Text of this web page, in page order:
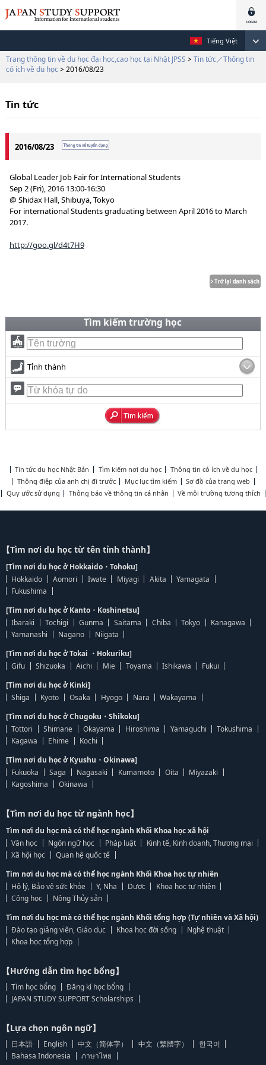
Tiếng Việt
Trang thông tin về du học đại học,cao học tại Nhật JPSS > Tin tức／Thông tin
có ích về du học > 2016/08/23
Tin tức
2016/08/23
Global Leader Job Fair for International Students
Sep 2 (Fri), 2016 13:00-16:30
@ Shidax Hall, Shibuya, Tokyo
For international Students graduating between April 2016 to March
2017.
http://goo.gl/d4t7H9
Tìm kiếm trường học
Tỉnh thành
Tin tức du học Nhật Bản Tìm kiếm nơi du học
Thông tin có ích về du học
Thông điệp của anh chị đi trước
Mục lục tìm kiếm
Sơ đồ của trang web
Quy ước sử dụng
Thông báo về thông tin cá nhân Về môi trường tương thích
【Tìm nơi du học từ tên tỉnh thành】
[Tìm nơi du học ở Hokkaido・Tohoku]
Hokkaido
Aomori Iwate Miyagi Akita
Yamagata
Fukushima
[Tìm nơi du học ở Kanto・Koshinetsu]
Ibaraki
Tochigi Gunma Saitama Chiba Tokyo
Kanagawa
Yamanashi
Nagano
Niigata
[Tìm nơi du học ở Tokai ・Hokuriku]
Gifu
Shizuoka Aichi Mie Toyama Ishikawa
Fukui
[Tìm nơi du học ở Kinki]
Shiga
Kyoto Osaka Hyogo Nara
Wakayama
[Tìm nơi du học ở Chugoku・Shikoku]
Tottori
Shimane Okayama Hiroshima Yamaguchi
Tokushima
Kagawa
Ehime
Kochi
[Tìm nơi du học ở Kyushu・Okinawa]
Fukuoka
Saga Nagasaki Kumamoto Oita
Miyazaki
Kagoshima
Okinawa
【Tìm nơi du học từ ngành học】
Tìm nơi du học mà có thể học ngành Khối Khoa học xã hội
Văn học
Ngôn ngữ học Pháp luật
Kinh tế, Kinh doanh, Thương mại
Xã hội học
Quan hệ quốc tế
Tìm nơi du học mà có thể học ngành Khối Khoa học tự nhiên
Hộ lý, Bảo vệ sức khỏe
Y, Nha Dược
Khoa học tự nhiên
Công học
Nông Thủy sản
Tìm nơi du học mà có thể học ngành Khối tổng hợp (Tự nhiên và Xã hội)
Đào tạo giảng viên, Giáo dục
Khoa học đời sống
Nghệ thuật
Khoa học tổng hợp
【Hướng dẫn tìm học bổng】
Tìm học bổng
Đăng kí học bổng
JAPAN STUDY SUPPORT Scholarships
【Lựa chọn ngôn ngữ】
日本語 English 中文（简体字） 中文（繁體字）
한국어
Bahasa Indonesia
ภาษาไทย